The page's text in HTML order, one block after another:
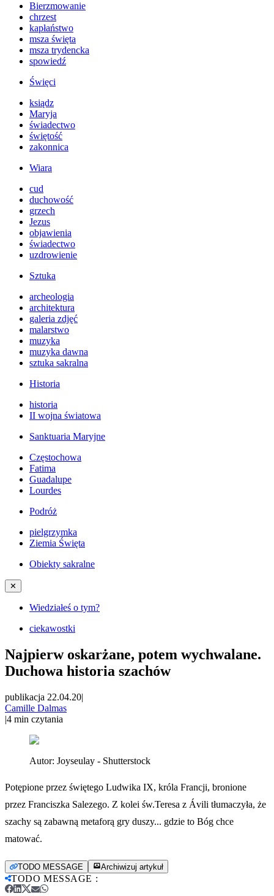
Bierzmowanie
chrzest
kapłaństwo
msza święta
msza trydencka
spowiedź
Święci
ksiądz
Maryja
świadectwo
świętość
zakonnica
Wiara
cud
duchowość
grzech
Jezus
objawienia
świadectwo
uzdrowienie
Sztuka
archeologia
architektura
galeria zdjęć
malarstwo
muzyka
muzyka dawna
sztuka sakralna
Historia
historia
II wojna światowa
Sanktuaria Maryjne
Częstochowa
Fatima
Guadalupe
Lourdes
Podróż
pielgrzymka
Ziemia Święta
Obiekty sakralne
✕
Wiedziałeś o tym?
ciekawostki
Najpierw oskarżane, potem wychwalane.
Duchowa historia szachów
publikacja 22.04.20|
Camille Dalmas
|4 min czytania
Autor: Joyseulay - Shutterstock
Potępione przez świętego Ludwika IX, króla Francji, bronione
przez Franciszka Salezego. Z kolei św.Teresa z Ávili tłumaczyła, że
szachy są zabawną metaforą gry duszy... gdzie to Bóg chce
matować.
TODO MESSAGE Archiwizuj artykuł
TODO MESSAGE :